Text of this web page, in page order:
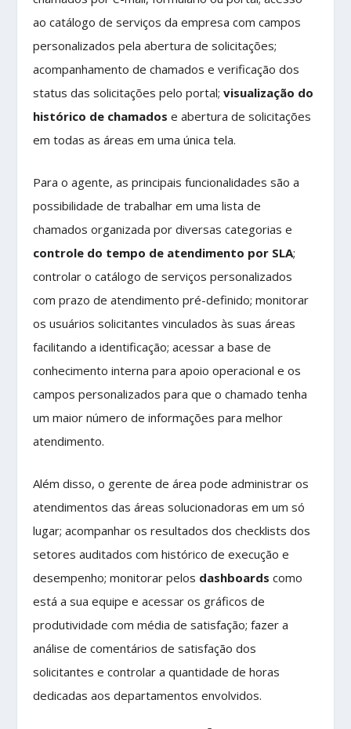
ao catálogo de serviços da empresa com campos
personalizados pela abertura de solicitações;
acompanhamento de chamados e verificação dos
status das solicitações pelo portal;visualização do
histórico de chamados e abertura de solicitações
em todas as áreas em uma única tela.
Para o agente, as principais funcionalidades são a
possibilidade de trabalhar em uma lista de
chamados organizada por diversas categorias e
controle do tempo de atendimento por SLA;
controlar o catálogo de serviços personalizados
com prazo de atendimento pré-definido; monitorar
os usuários solicitantes vinculados às suas áreas
facilitando a identificação; acessar a base de
conhecimento interna para apoio operacional e os
campos personalizados para que o chamado tenha
um maior número de informações para melhor
atendimento.
Além disso, o gerente de área pode administrar os
atendimentos das áreas solucionadoras em um só
lugar; acompanhar os resultados dos checklists dos
setores auditados com histórico de execução e
desempenho; monitorar pelos dashboards como
está a sua equipe e acessar os gráficos de
produtividade com média de satisfação; fazer a
análise de comentários de satisfação dos
solicitantes e controlar a quantidade de horas
dedicadas aos departamentos envolvidos.